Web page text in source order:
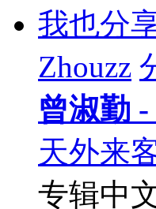
我也分
Zhouzz
曾淑勤
天外来
专辑中